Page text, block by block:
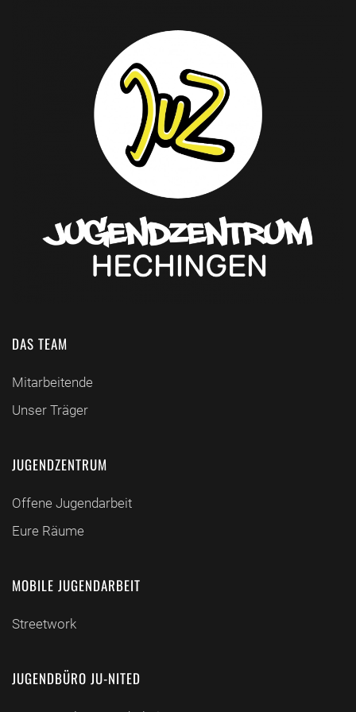
DAS TEAM
Mitarbeitende
Unser Träger
JUGENDZENTRUM
Offene Jugendarbeit
Eure Räume
MOBILE JUGENDARBEIT
Streetwork
JUGENDBÜRO JU-NITED